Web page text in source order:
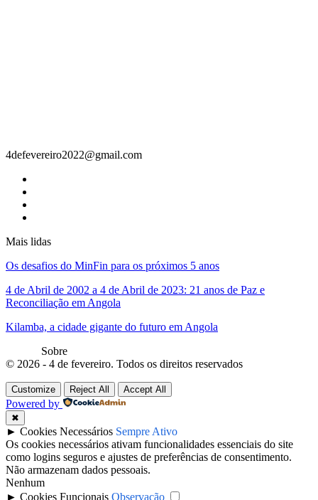
4defevereiro2022@gmail.com
Mais lidas
Os desafios do MinFin para os próximos 5 anos
4 de Abril de 2002 a 4 de Abril de 2023: 21 anos de Paz e
Reconciliação em Angola
Kilamba, a cidade gigante do futuro em Angola
Sobre
© 2026 - 4 de fevereiro. Todos os direitos reservados
Customize Reject All Accept All
Powered by
✖
► Cookies Necessários Sempre Ativo
Os cookies necessários ativam funcionalidades essenciais do site
como logins seguros e ajustes de preferências de consentimento.
Não armazenam dados pessoais.
Nenhum
► Cookies Funcionais Observação